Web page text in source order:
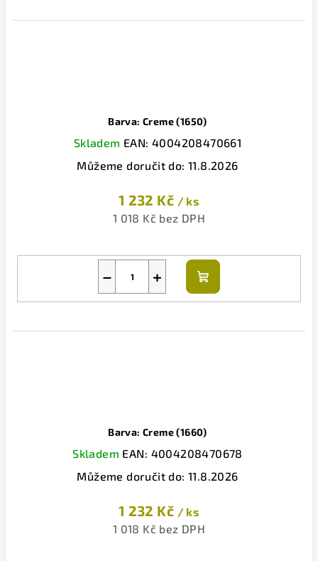
Barva: Creme (1650)
Skladem EAN: 4004208470661
Můžeme doručit do: 11.8.2026
1 232 Kč / ks
1 018 Kč bez DPH
+
−
Do
košíku
Barva: Creme (1660)
Skladem EAN: 4004208470678
Můžeme doručit do: 11.8.2026
1 232 Kč / ks
1 018 Kč bez DPH